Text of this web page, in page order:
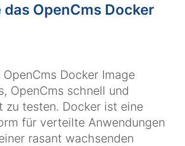
das OpenCms Docker
Docker Image
OpenCms schnell und
zu testen. Docker ist eine
für verteilte Anwendungen
rasant wachsenden